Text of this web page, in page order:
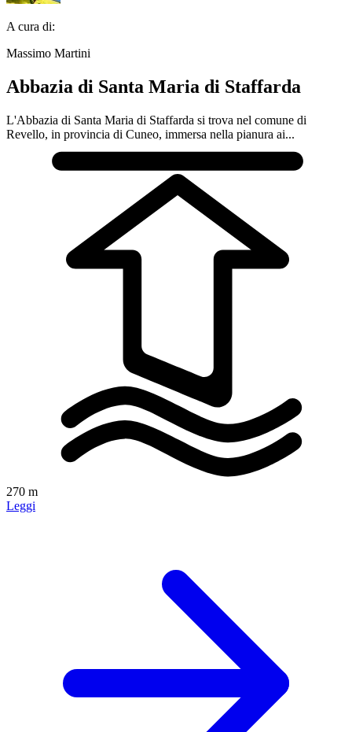
A cura di:
Massimo Martini
Abbazia di Santa Maria di Staffarda
L'Abbazia di Santa Maria di Staffarda si trova nel comune di
Revello, in provincia di Cuneo, immersa nella pianura ai...
270 m
Leggi